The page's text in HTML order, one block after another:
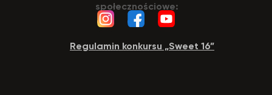
Regulamin konkursu „Sweet 16”
społecznościowe: